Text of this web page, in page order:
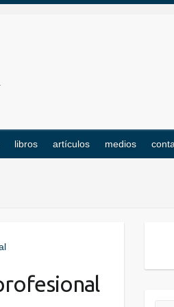
libros artículos medios